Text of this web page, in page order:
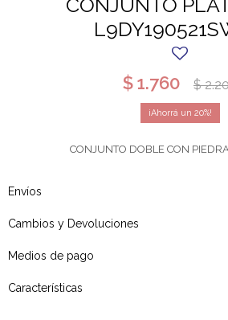
CONJUNTO
$ 1.760 $
20
CONJUNTO DOBLE CON
Envíos
Cambios y Devoluciones
Medios de pago
Características